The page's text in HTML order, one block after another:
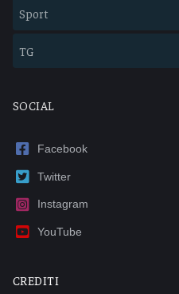
Sport
TG
SOCIAL
Facebook
Twitter
Instagram
YouTube
CREDITI